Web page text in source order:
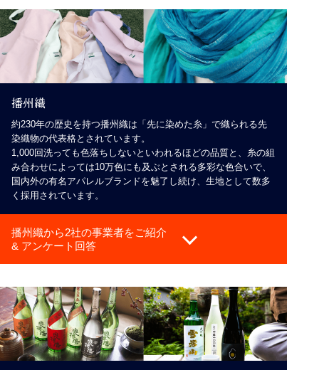
播州織
約230年の歴史を持つ播州織は「先に染めた糸」で織られる先
染織物の代表格とされています。
1,000回洗っても色落ちしないといわれるほどの品質と、糸の組
み合わせによっては10万色にも及ぶとされる多彩な色合いで、
国内外の有名アパレルブランドを魅了し続け、生地として数多
く採用されています。
播州織から2社の事業者をご紹介
& アンケート回答